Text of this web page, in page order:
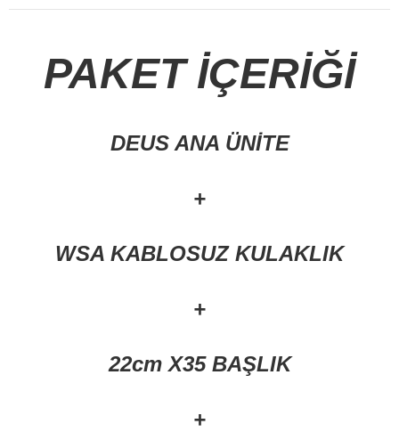
PAKET İÇERİĞİ
DEUS ANA ÜNİTE
+
WSA KABLOSUZ KULAKLIK
+
22cm X35 BAŞLIK
+